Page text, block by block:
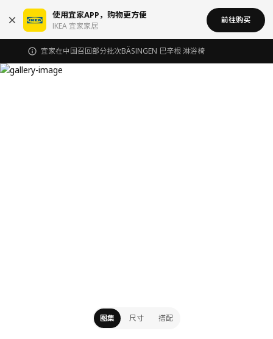
使用宜家APP，购物更方便
IKEA 宜家家居
前往购买
宜家在中国召回部分批次BÄSINGEN 巴辛根 淋浴椅
图集 尺寸 搭配